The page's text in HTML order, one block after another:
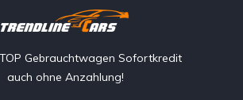
Gebrauchtwagen Sofortkredit
auch ohne Anzahlung!